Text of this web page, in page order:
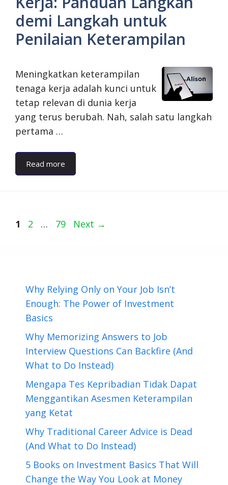
demi Langkah untuk
Penilaian Keterampilan
Meningkatkan keterampilan
tenaga kerja adalah kunci untuk
tetap relevan di dunia kerja
yang terus berubah. Nah, salah satu langkah
pertama …
Read more
Page
1 Page
2 … Page
79 Next →
Why Relying Only on Your Job Isn’t
Enough: The Power of Investment
Basics
Why Memorizing Answers to Job
Interview Questions Can Backfire (And
What to Do Instead)
Mengapa Tes Kepribadian Tidak Dapat
Menggantikan Asesmen Keterampilan
yang Ketat
Why Traditional Career Advice is Dead
(And What to Do Instead)
5 Books on Investment Basics That Will
Change the Way You Look at Money